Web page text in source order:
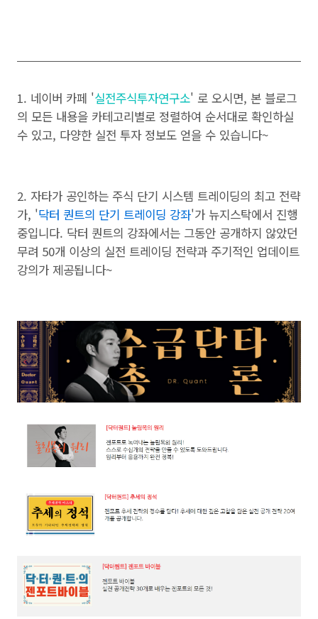
1. 네이버 카페 '실전주식투자연구소' 로 오시면, 본 블로그
의 모든 내용을 카테고리별로 정렬하여 순서대로 확인하실
수 있고, 다양한 실전 투자 정보도 얻을 수 있습니다~
2. 자타가 공인하는 주식 단기 시스템 트레이딩의 최고 전략
가, '닥터 퀀트의 단기 트레이딩 강좌'가 뉴지스탁에서 진행
중입니다. 닥터 퀀트의 강좌에서는 그동안 공개하지 않았던
무려 50개 이상의 실전 트레이딩 전략과 주기적인 업데이트
강의가 제공됩니다~